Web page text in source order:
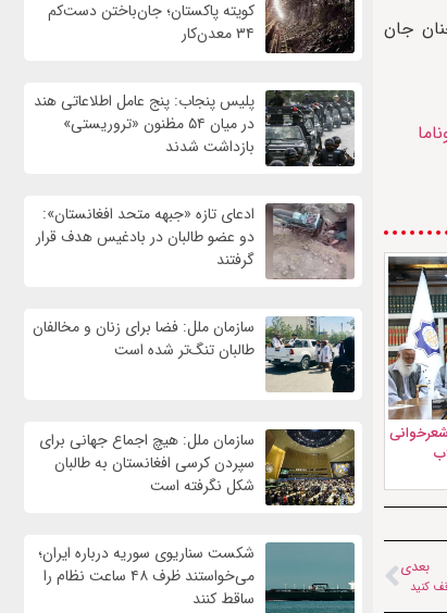
جان
بعدی
کنید
کویته پاکستان؛ جان‌باختن دست‌کم
۳۴ معدن‌کار
پلیس پنجاب: پنج عامل اطلاعاتی هند
در میان ۵۴ مظنون «تروریستی»
بازداشت شدند
ادعای تازه «جبهه متحد افغانستان»:
دو عضو طالبان در بادغیس هدف قرار
گرفتند
سازمان ملل: فضا برای زنان و مخالفان
طالبان تنگ‌تر شده است
سازمان ملل: هیچ اجماع جهانی برای
سپردن کرسی افغانستان به طالبان
شکل نگرفته است
شکست سناریوی سوریه درباره ایران؛
می‌خواستند ظرف ۴۸ ساعت نظام را
ساقط کنند